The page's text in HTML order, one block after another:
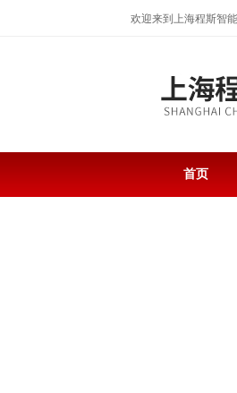
欢迎来到上海程斯智
首页